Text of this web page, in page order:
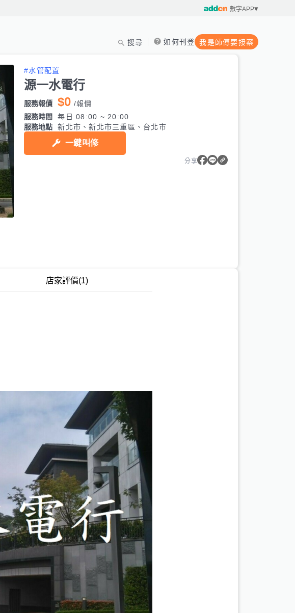
數字APP
搜尋 如何刊登 我是師傅要接案
#水管配置
源一水電行
服務報價 $0 /報價
服務時間
每日 08:00 ~ 20:00
服務地點
新北市、新北市三重區、台北市
一鍵叫修
分享
店家評價(1)